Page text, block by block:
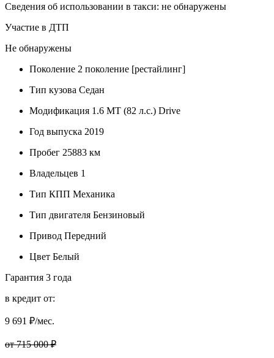
Сведения об использовании в такси: не обнаружены
Участие в ДТП
Не обнаружены
Поколение 2 поколение [рестайлинг]
Тип кузова Седан
Модификация 1.6 MT (82 л.с.) Drive
Год выпуска 2019
Пробег 25883 км
Владельцев 1
Тип КПП Механика
Тип двигателя Бензиновый
Привод Передний
Цвет Белый
Гарантия 3 года
в кредит от:
9 691 ₽/мес.
от 715 000 ₽